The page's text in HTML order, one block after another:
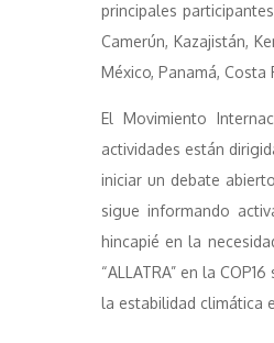
principales
Camerún, Kazajistán,
México, Panamá, Costa
El Movimiento
actividades están
iniciar un debate
sigue informando
hincapié en la
“ALLATRA” en la
la estabilidad climática